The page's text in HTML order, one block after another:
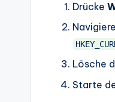
Drücke
Lösche
Starte